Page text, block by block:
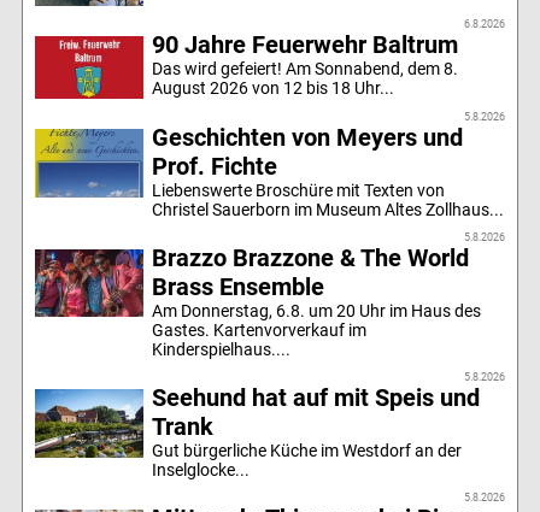
6.8.2026
90 Jahre Feuerwehr Baltrum
Das wird gefeiert! Am Sonnabend, dem 8.
August 2026 von 12 bis 18 Uhr...
5.8.2026
Geschichten von Meyers und
Prof. Fichte
Liebenswerte Broschüre mit Texten von
Christel Sauerborn im Museum Altes Zollhaus...
5.8.2026
Brazzo Brazzone & The World
Brass Ensemble
Am Donnerstag, 6.8. um 20 Uhr im Haus des
Gastes. Kartenvorverkauf im
Kinderspielhaus....
5.8.2026
Seehund hat auf mit Speis und
Trank
Gut bürgerliche Küche im Westdorf an der
Inselglocke...
5.8.2026